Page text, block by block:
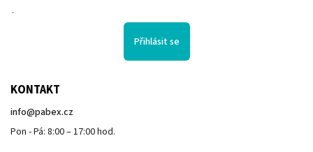
.
Přihlásit se
KONTAKT
info@pabex.cz
Pon - Pá: 8:00 – 17:00 hod.